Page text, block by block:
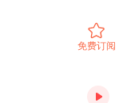
免费订阅